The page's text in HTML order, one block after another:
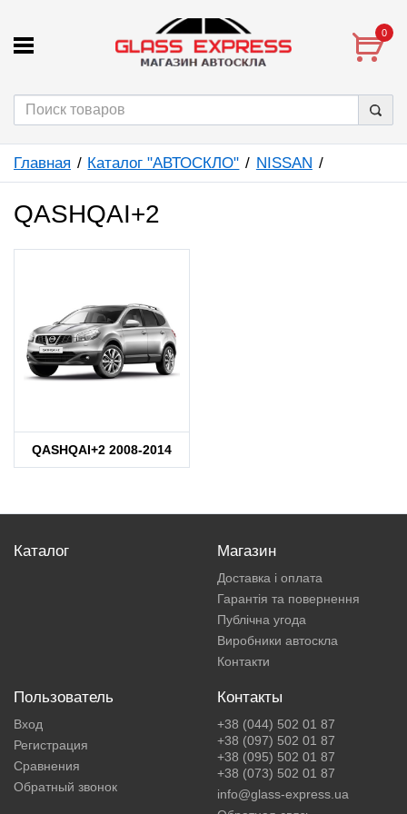
0
Главная Каталог "АВТОСКЛО" NISSAN
QASHQAI+2
QASHQAI+2 2008-2014
Каталог Магазин
Доставка і оплата
Гарантія та повернення
Публічна угода
Виробники автоскла
Контакти
Пользователь
Вход
Регистрация
Сравнения
Обратный звонок
Контакты
+38 (044) 502 01 87
+38 (097) 502 01 87
+38 (095) 502 01 87
+38 (073) 502 01 87
info@glass-express.ua